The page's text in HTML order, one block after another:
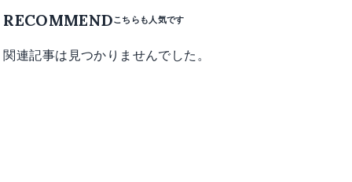
RECOMMEND
関連記事は見つかりませんでした。